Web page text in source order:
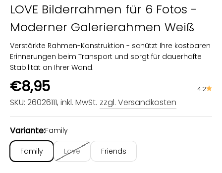
LOVE Bilderrahmen für 6 Fotos -
Moderner Galerierahmen Weiß
Verstärkte Rahmen-Konstruktion - schützt Ihre kostbaren
Erinnerungen beim Transport und sorgt für dauerhafte
Stabilität an Ihrer Wand.
Angebot
€8,95 4.2
SKU: 26026111, inkl. MwSt. zzgl. Versandkosten
Variante:Family
Family Love Friends